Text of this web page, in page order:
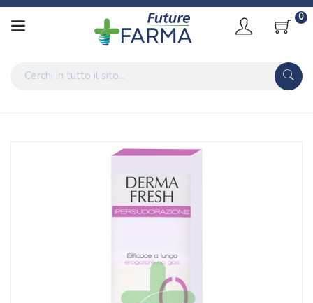
0
Dermafresh Linea Ipersudorazione Efficace a Lungo Emulsione
Deodorazione
Dermafresh Linea Ipersudorazione Efficace a Lungo Emulsione
Piedi 100 ml